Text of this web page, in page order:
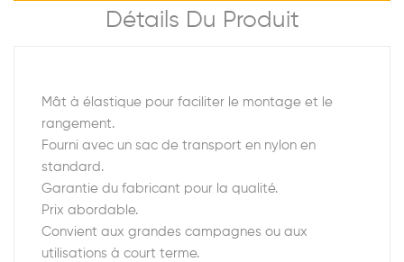
Détails Du Produit
Mât à élastique pour faciliter le montage et le
rangement.
Fourni avec un sac de transport en nylon en
standard.
Garantie du fabricant pour la qualité.
Prix abordable.
Convient aux grandes campagnes ou aux
utilisations à court terme.